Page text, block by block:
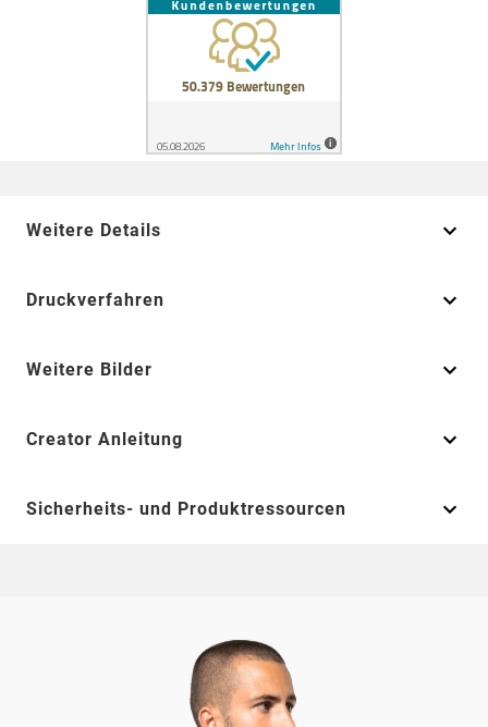
Weitere Details
Druckverfahren
Weitere Bilder
Creator Anleitung
Sicherheits- und Produktressourcen